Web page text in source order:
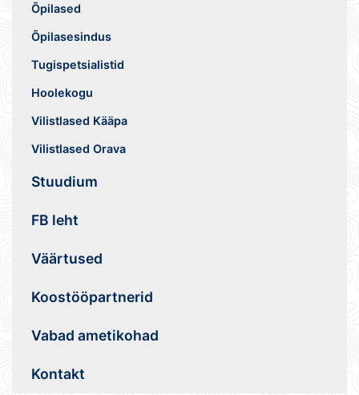
Õpilased
Õpilasesindus
Tugispetsialistid
Hoolekogu
Vilistlased Kääpa
Vilistlased Orava
Stuudium
FB leht
Väärtused
Koostööpartnerid
Vabad ametikohad
Kontakt